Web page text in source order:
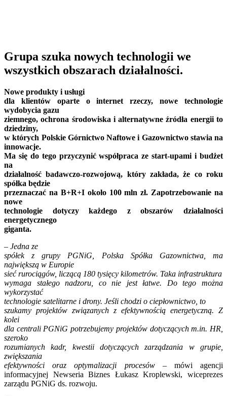
Grupa szuka nowych technologii we
wszystkich obszarach działalności.
Nowe produkty i usługi
dla klientów oparte o internet rzeczy, nowe technologie
wydobycia gazu
ziemnego, ochrona środowiska i alternatywne źródła energii to
dziedziny,
w których Polskie Górnictwo Naftowe i Gazownictwo stawia na
innowacje.
Ma się do tego przyczynić współpraca ze start-upami i budżet
na
działalność badawczo-rozwojową, który zakłada, że co roku
spółka będzie
przeznaczać na B+R+I około 100 mln zł. Zapotrzebowanie na
nowe
technologie dotyczy każdego z obszarów działalności
energetycznego
giganta.
– Jedna ze
spółek z grupy PGNiG, Polska Spółka Gazownictwa, ma
największą w Europie
sieć rurociągów, liczącą 180 tysięcy kilometrów. Taka infrastruktura
wymaga stałego nadzoru, co nie jest łatwe. Do tego można
wykorzystać
technologie satelitarne i drony. Jeśli chodzi o ciepłownictwo, to
szukamy projektów związanych z efektywnością energetyczną. Z
kolei
dla centrali PGNiG potrzebujemy projektów dotyczących m.in. HR,
szeroko
rozumianych kadr, kwestii dotyczących zarządzania w grupie,
zwiększania
efektywności oraz optymalizacji procesów – mówi agencji
informacyjnej Newseria Biznes Łukasz Kroplewski, wiceprezes
zarządu PGNiG ds. rozwoju.